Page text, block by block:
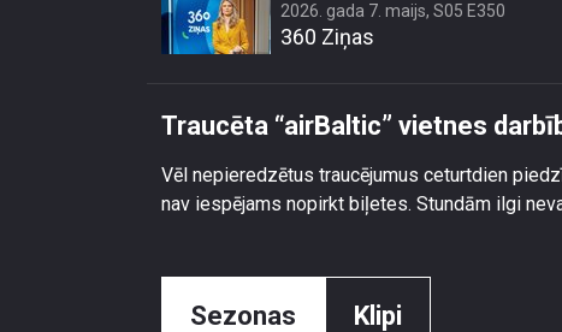
2026. gada 7. maijs, S05 E350
360 Ziņas
Traucēta “airBaltic” vietnes
Vēl nepieredzētus traucējumus ceturtdien
nav iespējams nopirkt biļetes. Stundām ilgi
Sezonas Klipi